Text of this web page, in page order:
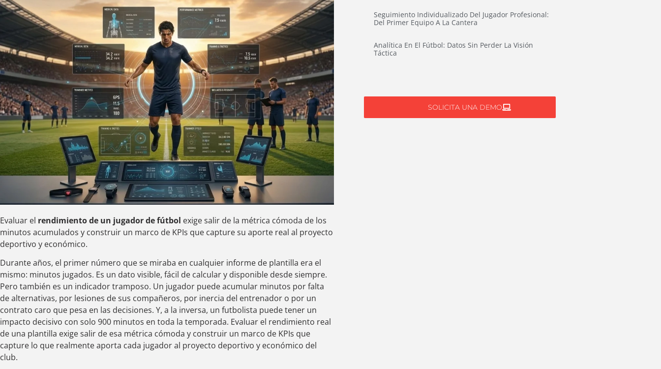
Evaluar el rendimiento de un jugador de fútbol exige salir de la métrica cómoda de los
minutos acumulados y construir un marco de KPIs que capture su aporte real al proyecto
deportivo y económico.
Durante años, el primer número que se miraba en cualquier informe de plantilla era el
mismo: minutos jugados. Es un dato visible, fácil de calcular y disponible desde siempre.
Pero también es un indicador tramposo. Un jugador puede acumular minutos por falta
de alternativas, por lesiones de sus compañeros, por inercia del entrenador o por un
contrato caro que pesa en las decisiones. Y, a la inversa, un futbolista puede tener un
impacto decisivo con solo 900 minutos en toda la temporada. Evaluar el rendimiento real
de una plantilla exige salir de esa métrica cómoda y construir un marco de KPIs que
capture lo que realmente aporta cada jugador al proyecto deportivo y económico del
club.
Seguimiento Individualizado Del Jugador Profesional:
Del Primer Equipo A La Cantera
Analítica En El Fútbol: Datos Sin Perder La Visión
Táctica
SOLICITA UNA DEMO